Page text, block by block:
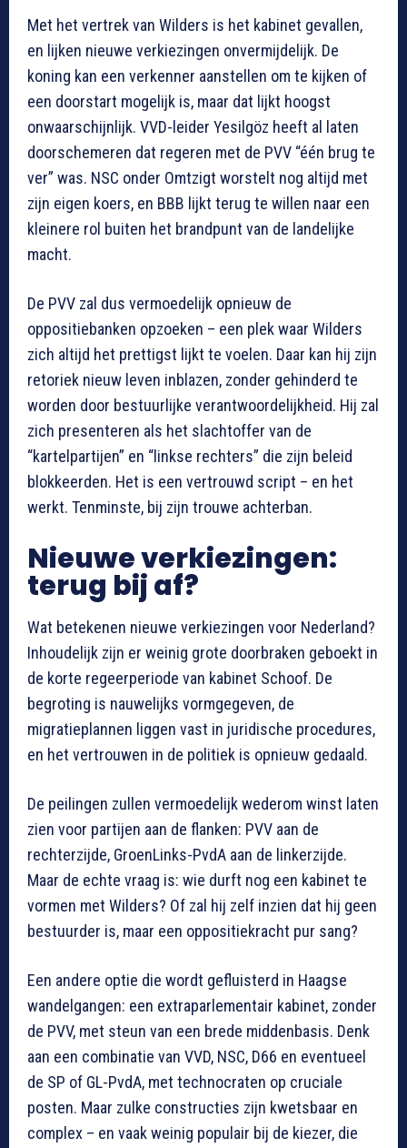
Met het vertrek van Wilders is het kabinet gevallen,
en lijken nieuwe verkiezingen onvermijdelijk. De
koning kan een verkenner aanstellen om te kijken of
een doorstart mogelijk is, maar dat lijkt hoogst
onwaarschijnlijk. VVD-leider Yesilgöz heeft al laten
doorschemeren dat regeren met de PVV “één brug te
ver” was. NSC onder Omtzigt worstelt nog altijd met
zijn eigen koers, en BBB lijkt terug te willen naar een
kleinere rol buiten het brandpunt van de landelijke
macht.
De PVV zal dus vermoedelijk opnieuw de
oppositiebanken opzoeken – een plek waar Wilders
zich altijd het prettigst lijkt te voelen. Daar kan hij zijn
retoriek nieuw leven inblazen, zonder gehinderd te
worden door bestuurlijke verantwoordelijkheid. Hij zal
zich presenteren als het slachtoffer van de
“kartelpartijen” en “linkse rechters” die zijn beleid
blokkeerden. Het is een vertrouwd script – en het
werkt. Tenminste, bij zijn trouwe achterban.
Nieuwe verkiezingen:
terug bij af?
Wat betekenen nieuwe verkiezingen voor Nederland?
Inhoudelijk zijn er weinig grote doorbraken geboekt in
de korte regeerperiode van kabinet Schoof. De
begroting is nauwelijks vormgegeven, de
migratieplannen liggen vast in juridische procedures,
en het vertrouwen in de politiek is opnieuw gedaald.
De peilingen zullen vermoedelijk wederom winst laten
zien voor partijen aan de flanken: PVV aan de
rechterzijde, GroenLinks-PvdA aan de linkerzijde.
Maar de echte vraag is: wie durft nog een kabinet te
vormen met Wilders? Of zal hij zelf inzien dat hij geen
bestuurder is, maar een oppositiekracht pur sang?
Een andere optie die wordt gefluisterd in Haagse
wandelgangen: een extraparlementair kabinet, zonder
de PVV, met steun van een brede middenbasis. Denk
aan een combinatie van VVD, NSC, D66 en eventueel
de SP of GL-PvdA, met technocraten op cruciale
posten. Maar zulke constructies zijn kwetsbaar en
complex – en vaak weinig populair bij de kiezer, die